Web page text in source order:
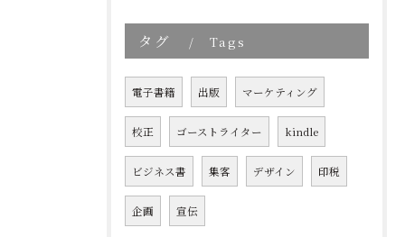
タグ Tags
電子書籍 出版 マーケティング
校正 ゴーストライター kindle
ビジネス書 集客 デザイン 印税
企画 宣伝